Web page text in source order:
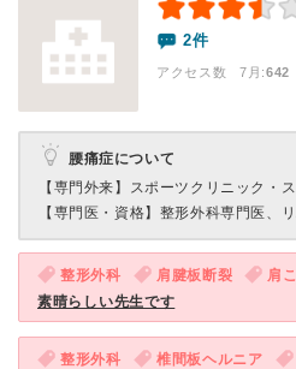
2件
アクセス数 7月:642
腰痛症について
【専門外来】 スポーツクリニック・
【専門医・資格】 整形外科専門医、
整形外科 肩腱板断裂 肩
素晴らしい先生です
整形外科 椎間板ヘルニア